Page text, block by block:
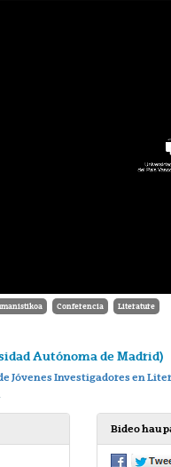
Conferencia Literature
Autónoma de Madrid)
Jóvenes Investigadores en
Bideo hau